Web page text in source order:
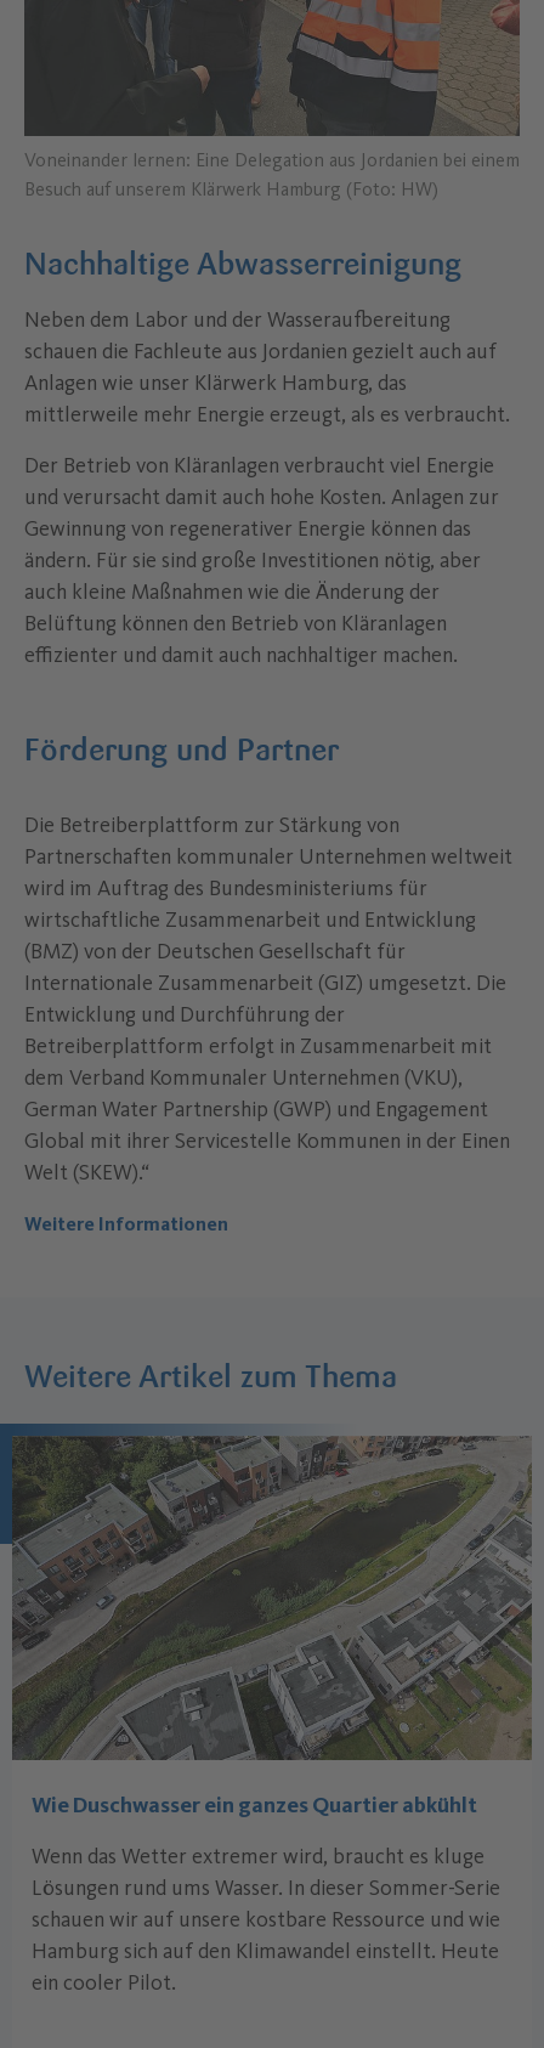
Voneinander lernen: Eine Delegation aus Jordanien bei einem
Besuch auf unserem Klärwerk Hamburg (Foto: HW)
Nachhaltige Abwasserreinigung
Neben dem Labor und der Wasseraufbereitung
schauen die Fachleute aus Jordanien gezielt auch auf
Anlagen wie unser Klärwerk Hamburg, das
mittlerweile mehr Energie erzeugt, als es verbraucht.
Der Betrieb von Kläranlagen verbraucht viel Energie
und verursacht damit auch hohe Kosten. Anlagen zur
Gewinnung von regenerativer Energie können das
ändern. Für sie sind große Investitionen nötig, aber
auch kleine Maßnahmen wie die Änderung der
Belüftung können den Betrieb von Kläranlagen
effizienter und damit auch nachhaltiger machen.
Förderung und Partner
Die Betreiberplattform zur Stärkung von
Partnerschaften kommunaler Unternehmen weltweit
wird im Auftrag des Bundesministeriums für
wirtschaftliche Zusammenarbeit und Entwicklung
(BMZ) von der Deutschen Gesellschaft für
Internationale Zusammenarbeit (GIZ) umgesetzt. Die
Entwicklung und Durchführung der
Betreiberplattform erfolgt in Zusammenarbeit mit
dem Verband Kommunaler Unternehmen (VKU),
German Water Partnership (GWP) und Engagement
Global mit ihrer Servicestelle Kommunen in der Einen
Welt (SKEW).“
Weitere Informationen
Weitere Artikel zum Thema
Wie Duschwasser ein ganzes Quartier abkühlt
Wenn das Wetter extremer wird, braucht es kluge
Lösungen rund ums Wasser. In dieser Sommer-Serie
schauen wir auf unsere kostbare Ressource und wie
Hamburg sich auf den Klimawandel einstellt. Heute
ein cooler Pilot.